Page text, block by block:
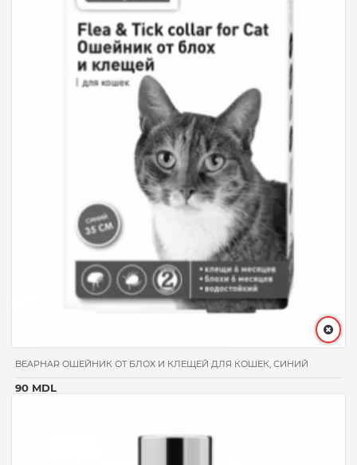
BEAPHAR ОШЕЙНИК ОТ БЛОХ И КЛЕЩЕЙ ДЛЯ КОШЕК, СИНИЙ
90 MDL